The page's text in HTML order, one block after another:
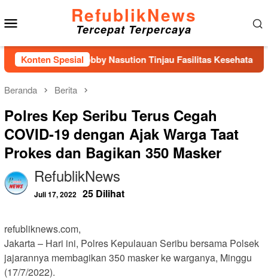
ke
konten
RefublikNews
Tercepat Terpercaya
Konten Spesial
Sumut Bobby Nasution Tinjau Fasilitas Kesehatan dan
Beranda Berita
Polres Kep Seribu Terus Cegah
COVID-19 dengan Ajak Warga Taat
Prokes dan Bagikan 350 Masker
RefublikNews
Juli 17, 2022 25 Dilihat
refubliknews.com,
Jakarta – Hari ini, Polres Kepulauan Seribu bersama Polsek
jajarannya membagikan 350 masker ke warganya, Minggu
(17/7/2022).